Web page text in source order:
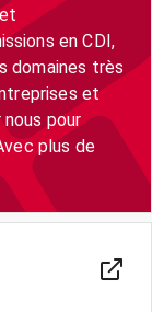
en CDI,
domaines très
et
pour
plus de